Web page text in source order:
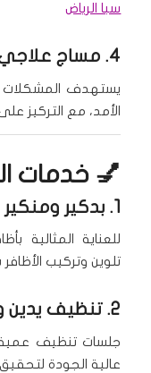
سبا الرياض
4. مساج
يستهدف المشكلات
الأمد، مع التركيز
💅 خدمات
1. بدكير ومنكير
للعناية المثالية
تلوين وتركيب
2. تنظيف يدين
جلسات تنظيف
عالية الجودة